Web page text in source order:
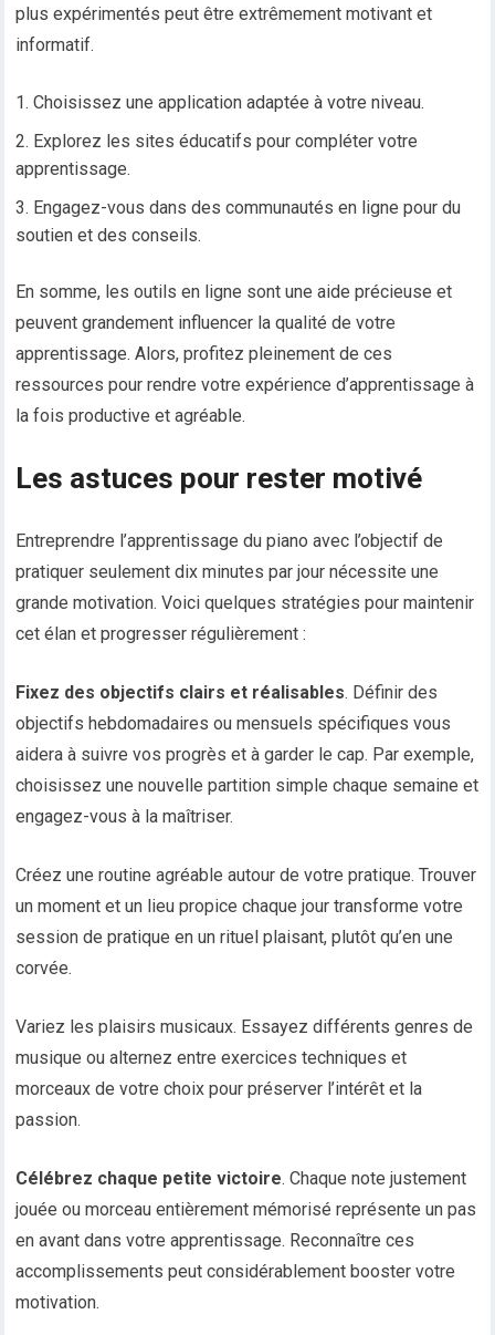
plus expérimentés peut être extrêmement motivant et
informatif.
Choisissez une application adaptée à votre niveau.
Explorez les sites éducatifs pour compléter votre
apprentissage.
Engagez-vous dans des communautés en ligne pour du
soutien et des conseils.
En somme, les outils en ligne sont une aide précieuse et
peuvent grandement influencer la qualité de votre
apprentissage. Alors, profitez pleinement de ces
ressources pour rendre votre expérience d’apprentissage à
la fois productive et agréable.
Les astuces pour rester motivé
Entreprendre l’apprentissage du piano avec l’objectif de
pratiquer seulement dix minutes par jour nécessite une
grande motivation. Voici quelques stratégies pour maintenir
cet élan et progresser régulièrement :
Fixez des objectifs clairs et réalisables. Définir des
objectifs hebdomadaires ou mensuels spécifiques vous
aidera à suivre vos progrès et à garder le cap. Par exemple,
choisissez une nouvelle partition simple chaque semaine et
engagez-vous à la maîtriser.
Créez une routine agréable autour de votre pratique. Trouver
un moment et un lieu propice chaque jour transforme votre
session de pratique en un rituel plaisant, plutôt qu’en une
corvée.
Variez les plaisirs musicaux. Essayez différents genres de
musique ou alternez entre exercices techniques et
morceaux de votre choix pour préserver l’intérêt et la
passion.
Célébrez chaque petite victoire. Chaque note justement
jouée ou morceau entièrement mémorisé représente un pas
en avant dans votre apprentissage. Reconnaître ces
accomplissements peut considérablement booster votre
motivation.